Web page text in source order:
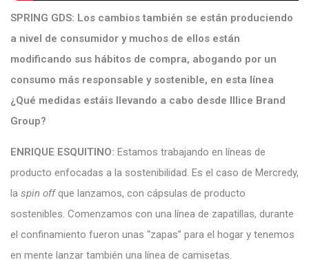
SPRING GDS: Los cambios también se están produciendo
a nivel de consumidor y muchos de ellos están
modificando sus hábitos de compra, abogando por un
consumo más responsable y sostenible, en esta línea
¿Qué medidas estáis llevando a cabo desde Illice Brand
Group?
ENRIQUE ESQUITINO: Estamos trabajando en líneas de
producto enfocadas a la sostenibilidad. Es el caso de Mercredy,
la spin offque lanzamos, con cápsulas de producto
sostenibles. Comenzamos con una línea de zapatillas, durante
el confinamiento fueron unas “zapas” para el hogar y tenemos
en mente lanzar también una línea de camisetas.